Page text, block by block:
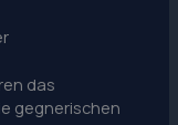
das
gegnerischen